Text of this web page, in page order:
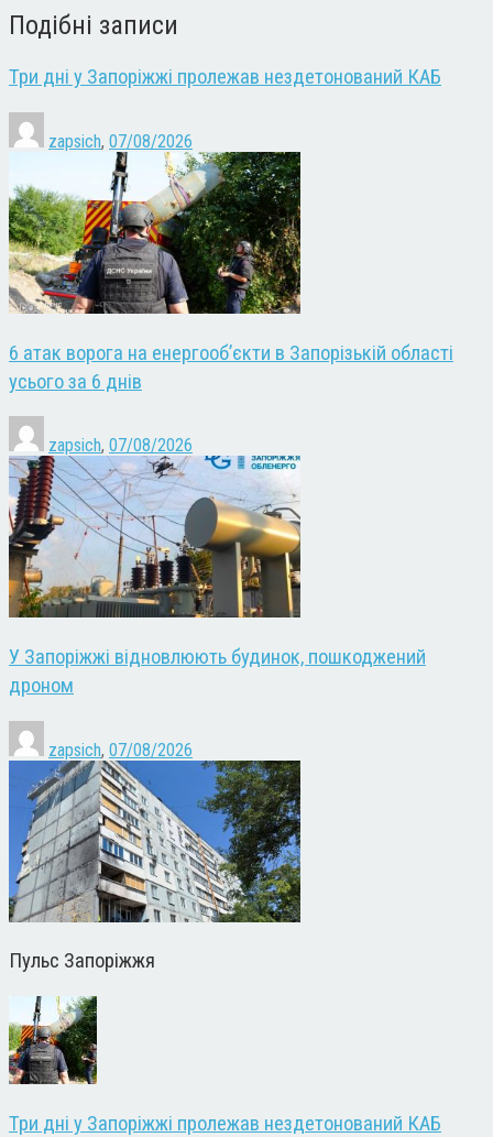
Подібні записи
Три дні у Запоріжжі пролежав нездетонований КАБ
zapsich, 07/08/2026
6 атак ворога на енергооб’єкти в Запорізькій області
усього за 6 днів
zapsich, 07/08/2026
У Запоріжжі відновлюють будинок, пошкоджений
дроном
zapsich, 07/08/2026
Пульс Запоріжжя
Три дні у Запоріжжі пролежав нездетонований КАБ